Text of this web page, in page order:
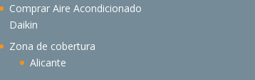
Comprar Aire Acondicionado
Daikin
Zona de cobertura
Alicante